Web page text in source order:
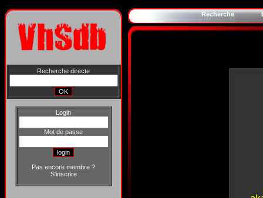
Recherche directe
Login
Mot de passe
Pas encore membre ?
S'inscrire
Recherche